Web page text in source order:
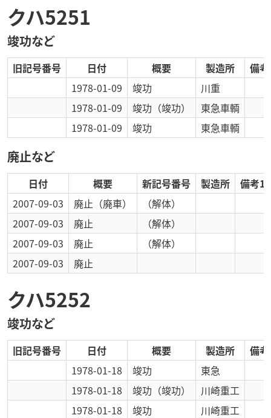
クハ5251
竣功など
旧記号番号 日付 概要 製造所
備
1978-01-09
竣功
川重
1978-01-09
竣功 （竣功）
東急車輌
1978-01-09
竣功 東急車輌
廃止など
日付 概要 新記号番号 製造所
備考1
2007-09-03
廃止 （廃車）
（解体）
2007-09-03
廃止
（解体）
2007-09-03
廃止
（解体）
2007-09-03
廃止
クハ5252
竣功など
旧記号番号 日付 概要 製造所
備
1978-01-18
竣功
東急
1978-01-18
竣功 （竣功）
川崎重工
1978-01-18
竣功 川崎重工